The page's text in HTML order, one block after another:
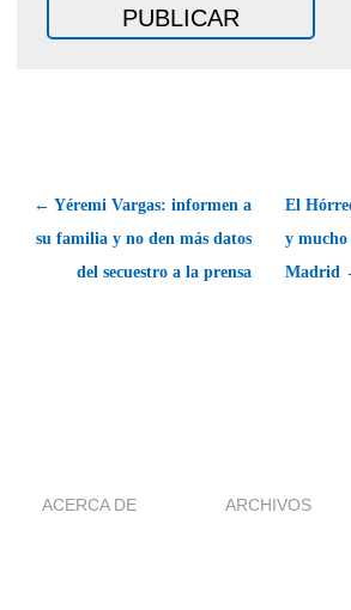
← Yéremi Vargas: informen a
su familia y no den más datos
del secuestro a la prensa
El
y mucho
Madrid
ACERCA DE ARCHIVOS